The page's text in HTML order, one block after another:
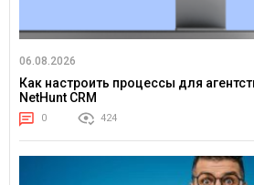
06.08.2026
Как настроить процессы для
NetHunt CRM
0 424